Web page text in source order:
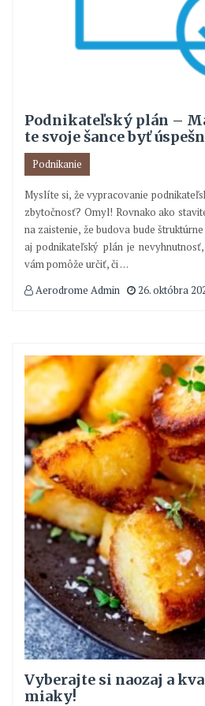
Podnikateľský plán –
te svoje šance byť
Podnikanie
Myslíte si, že vypracovanie
zbytočnosť? Omyl! Rovnako ako
na zaistenie, že budova bude
aj podnikateľský plán je
vám pomôže určiť, či…
Aerodrome Admin
26. októbra
Vyberajte si naozaj a
miaky!